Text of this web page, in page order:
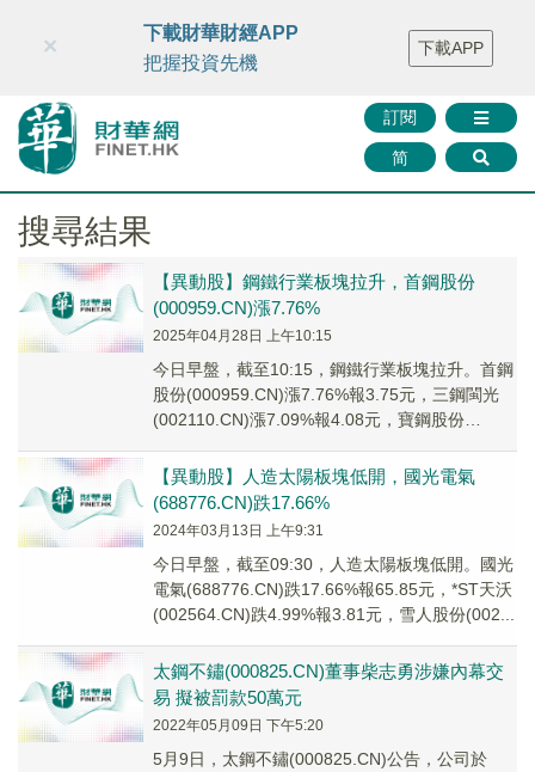
財華智庫網 FINTV FINMETA 財華證券 媒體矩陣
智庫沙龍
聯絡我們
訂閱
简
×
下載財華財經APP
把握投資先機
下載APP
搜尋結果
【異動股】鋼鐵行業板塊拉升，首鋼股份
(000959.CN)漲7.76%
2025年04月28日 上午10:15
今日早盤，截至10:15，鋼鐵行業板塊拉升。首鋼
股份(000959.CN)漲7.76%報3.75元，三鋼閩光
(002110.CN)漲7.09%報4.08元，寶鋼股份
【異動股】人造太陽板塊低開，國光電氣
(688776.CN)跌17.66%
2024年03月13日 上午9:31
今日早盤，截至09:30，人造太陽板塊低開。國光
電氣(688776.CN)跌17.66%報65.85元，*ST天沃
(002564.CN)跌4.99%報3.81元，雪人股份(002...
太鋼不鏽(000825.CN)董事柴志勇涉嫌內幕交
易 擬被罰款50萬元
2022年05月09日 下午5:20
5月9日，太鋼不鏽(000825.CN)公告，公司於